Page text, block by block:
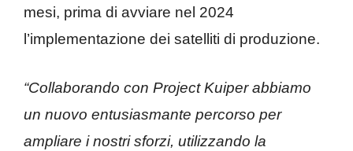
mesi, prima di avviare nel 2024
l’implementazione dei satelliti di produzione.
“Collaborando con Project Kuiper abbiamo
un nuovo entusiasmante percorso per
ampliare i nostri sforzi, utilizzando la